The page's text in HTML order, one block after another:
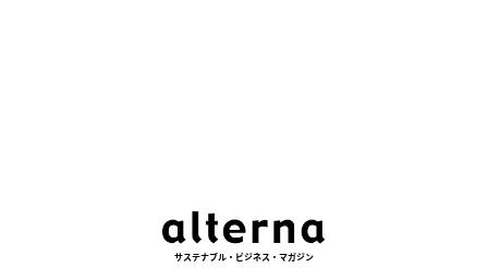
サステナブル・ビジネス・マガジン